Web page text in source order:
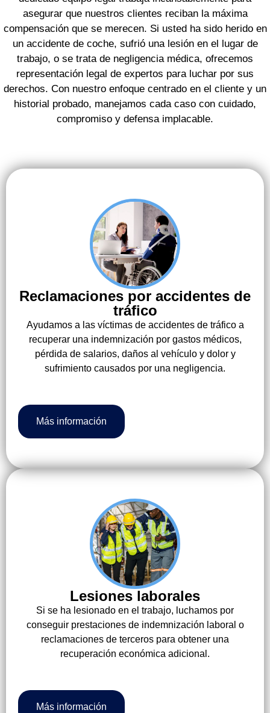
asegurar que nuestros clientes reciban la máxima
compensación que se merecen. Si usted ha sido herido en
un accidente de coche, sufrió una lesión en el lugar de
trabajo, o se trata de negligencia médica, ofrecemos
representación legal de expertos para luchar por sus
derechos. Con nuestro enfoque centrado en el cliente y un
historial probado, manejamos cada caso con cuidado,
compromiso y defensa implacable.
Reclamaciones por accidentes de
tráfico
Ayudamos a las víctimas de accidentes de tráfico a
recuperar una indemnización por gastos médicos,
pérdida de salarios, daños al vehículo y dolor y
sufrimiento causados por una negligencia.
Más información
Lesiones laborales
Si se ha lesionado en el trabajo, luchamos por
conseguir prestaciones de indemnización laboral o
reclamaciones de terceros para obtener una
recuperación económica adicional.
Más información